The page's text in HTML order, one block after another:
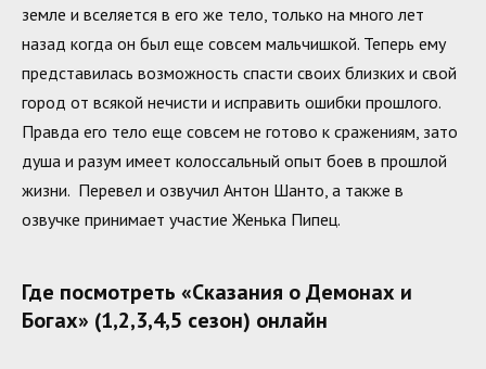
земле и вселяется в его же тело, только на много лет
назад когда он был еще совсем мальчишкой. Теперь ему
представилась возможность спасти своих близких и свой
город от всякой нечисти и исправить ошибки прошлого.
Правда его тело еще совсем не готово к сражениям, зато
душа и разум имеет колоссальный опыт боев в прошлой
жизни. Перевел и озвучил Антон Шанто, а также в
озвучке принимает участие Женька Пипец.
Где посмотреть «Сказания о Демонах и
Богах» (1,2,3,4,5 сезон) онлайн